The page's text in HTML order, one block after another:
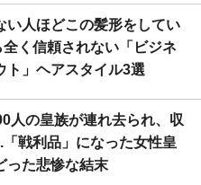
い人ほどこの髪形をしてい
全く信頼されない「ビジネ
ト」ヘアスタイル3選
人の皇族が連れ去られ、収
戦利品」になった女性皇
った悲惨な結末